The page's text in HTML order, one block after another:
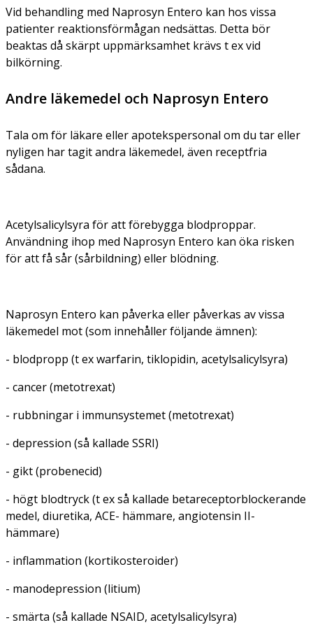
Vid behandling med Naprosyn Entero kan hos vissa
patienter reaktionsförmågan nedsättas. Detta bör
beaktas då skärpt uppmärksamhet krävs t ex vid
bilkörning.
Andre läkemedel och Naprosyn Entero
Tala om för läkare eller apotekspersonal om du tar eller
nyligen har tagit andra läkemedel, även receptfria
sådana.
Acetylsalicylsyra för att förebygga blodproppar.
Användning ihop med Naprosyn Entero kan öka risken
för att få sår (sårbildning) eller blödning.
Naprosyn Entero kan påverka eller påverkas av vissa
läkemedel mot (som innehåller följande ämnen):
- blodpropp (t ex warfarin, tiklopidin, acetylsalicylsyra)
- cancer (metotrexat)
- rubbningar i immunsystemet (metotrexat)
- depression (så kallade SSRI)
- gikt (probenecid)
- högt blodtryck (t ex så kallade betareceptorblockerande
medel, diuretika, ACE- hämmare, angiotensin II-
hämmare)
- inflammation (kortikosteroider)
- manodepression (litium)
- smärta (så kallade NSAID, acetylsalicylsyra)